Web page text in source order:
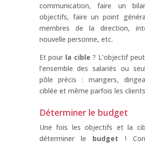
communication, faire un
objectifs, faire un point
membres de la direction,
nouvelle personne, etc.
Et pour la cible ? L’objectif
l’ensemble des salariés ou
pôle précis : mangers,
ciblée et même parfois les clients
Déterminer le budget
Une fois les objectifs et la
déterminer le budget !